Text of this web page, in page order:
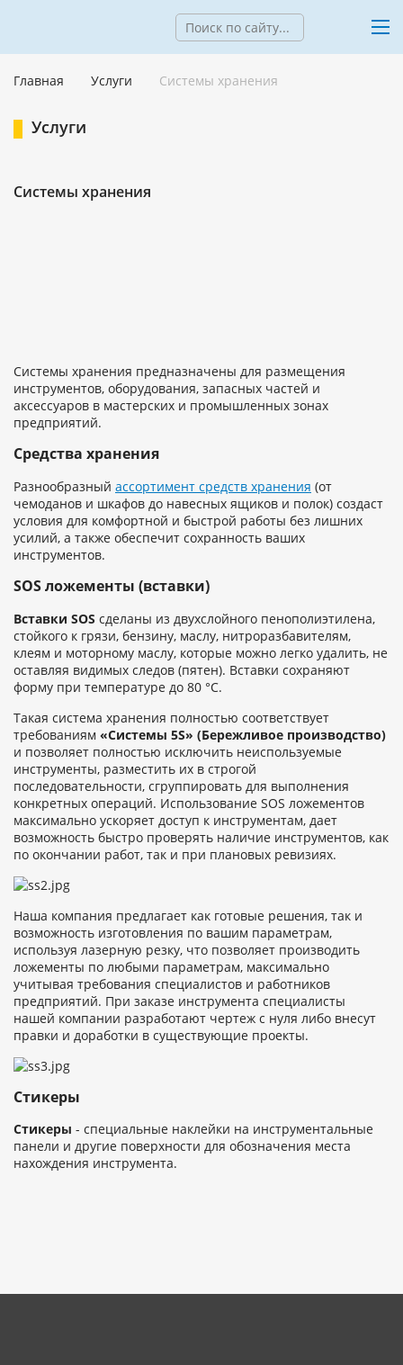
Главная Услуги Системы хранения
Услуги
Системы хранения
Системы хранения предназначены для размещения
инструментов, оборудования, запасных частей и
аксессуаров в мастерских и промышленных зонах
предприятий.
Средства хранения
Разнообразный ассортимент средств хранения (от
чемоданов и шкафов до навесных ящиков и полок) создаст
условия для комфортной и быстрой работы без лишних
усилий, а также обеспечит сохранность ваших
инструментов.
SOS ложементы (вставки)
Вставки SOS сделаны из двухслойного пенополиэтилена,
стойкого к грязи, бензину, маслу, нитроразбавителям,
клеям и моторному маслу, которые можно легко удалить, не
оставляя видимых следов (пятен). Вставки сохраняют
форму при температуре до 80 °C.
Такая система хранения полностью соответствует
требованиям «Системы 5S» (Бережливое производство)
и позволяет полностью исключить неиспользуемые
инструменты, разместить их в строгой
последовательности, сгруппировать для выполнения
конкретных операций. Использование SOS ложементов
максимально ускоряет доступ к инструментам, дает
возможность быстро проверять наличие инструментов, как
по окончании работ, так и при плановых ревизиях.
Наша компания предлагает как готовые решения, так и
возможность изготовления по вашим параметрам,
используя лазерную резку, что позволяет производить
ложементы по любыми параметрам, максимально
учитывая требования специалистов и работников
предприятий. При заказе инструмента специалисты
нашей компании разработают чертеж с нуля либо внесут
правки и доработки в существующие проекты.
Стикеры
Стикеры - специальные наклейки на инструментальные
панели и другие поверхности для обозначения места
нахождения инструмента.